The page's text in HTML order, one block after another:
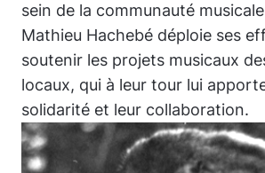
sein de la communauté
Mathieu Hachebé déploie ses
soutenir les projets musicaux
locaux, qui à leur tour lui
solidarité et leur collaboration.